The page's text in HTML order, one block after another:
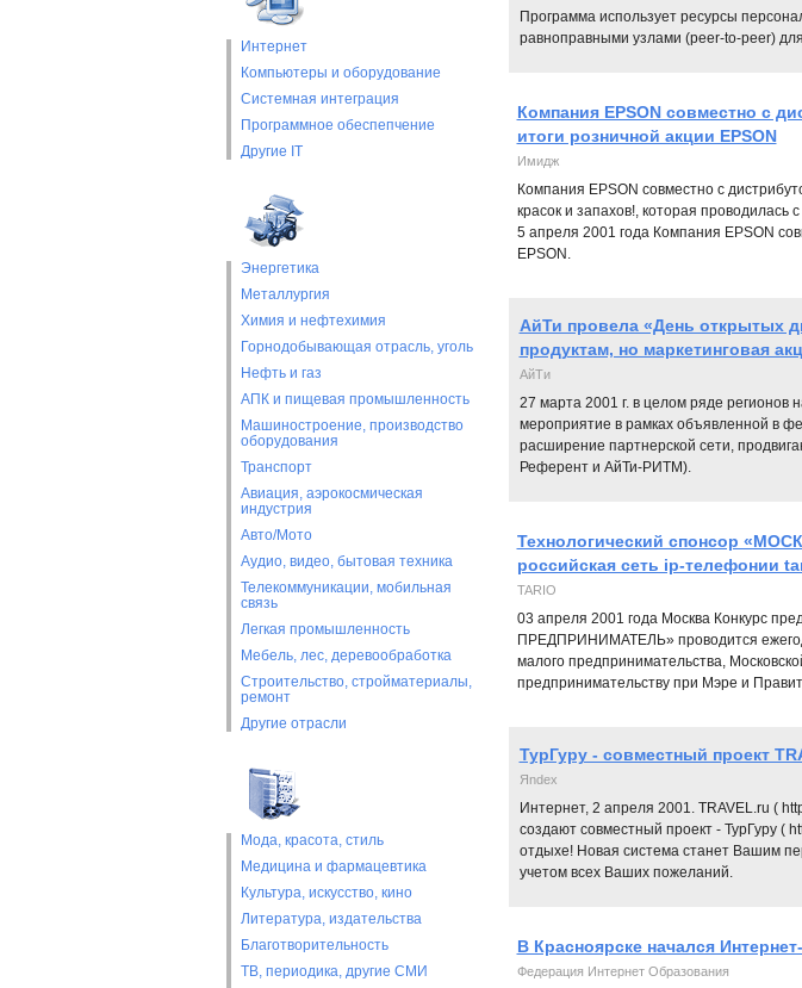
Интернет
Компьютеры и оборудование
Системная интеграция
Программное обеспепчение
Другие IT
Энергетика
Металлургия
Химия и нефтехимия
Горнодобывающая отрасль, уголь
Нефть и газ
АПК и пищевая промышленность
Машиностроение, производство
оборудования
Транспорт
Авиация, аэрокосмическая
индустрия
Авто/Мото
Аудио, видео, бытовая техника
Телекоммуникации, мобильная
связь
Легкая промышленность
Мебель, лес, деревообработка
Строительство, стройматериалы,
ремонт
Другие отрасли
Мода, красота, стиль
Медицина и фармацевтика
Культура, искусство, кино
Литература, издательства
Благотворительность
ТВ, периодика, другие СМИ
Программа использует ресурсы
равноправными узлами (peer-to-peer)
Компания EPSON совместно с
итоги розничной акции EPSON
Имидж
Компания EPSON совместно с
красок и запахов!, которая
5 апреля 2001 года Компания EPSON
EPSON.
АйТи провела «День открытых
продуктам, но маркетинговая
АйТи
27 марта 2001 г. в целом ряде
мероприятие в рамках объявленной в
расширение партнерской сети,
Референт и АйТи-РИТМ).
Технологический спонсор
российская сеть ip-телефонии
TARIO
03 апреля 2001 года Москва Конкурс
ПРЕДПРИНИМАТЕЛЬ» проводится
малого предпринимательства,
предпринимательству при Мэре и
ТурГуру - совместный проект
Яndex
Интернет, 2 апреля 2001. TRAVEL.ru (
создают совместный проект - ТурГуру (
отдыхе! Новая система станет Вашим
учетом всех Ваших пожеланий.
В Красноярске начался
Федерация Интернет Образования